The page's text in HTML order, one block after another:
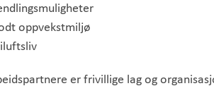
oppvekstmiljø
er frivillige lag og